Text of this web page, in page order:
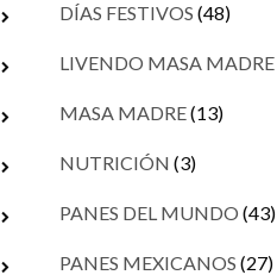
DÍAS FESTIVOS (48)
LIVENDO MASA MADRE
MASA MADRE(13)
NUTRICIÓN (3)
PANES DEL MUNDO (43)
PANES MEXICANOS (27)